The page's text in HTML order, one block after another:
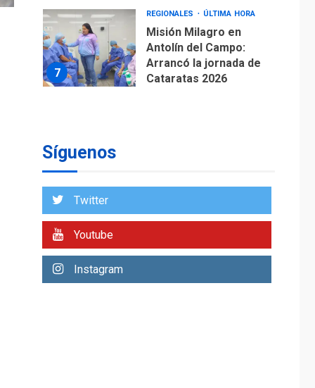
7
REGIONALES ÚLTIMA HORA
Misión Milagro en
Antolín del Campo:
Arrancó la jornada de
Cataratas 2026
1
POLÍTICA
TITULARES
CNP plantea incluir
Síguenos
Twitter
Youtube
Instagram